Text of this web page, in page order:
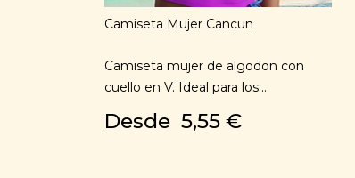
Camiseta Mujer Cancun
Camiseta mujer de algodon con
cuello en V. Ideal para los...
Desde 5,55 €